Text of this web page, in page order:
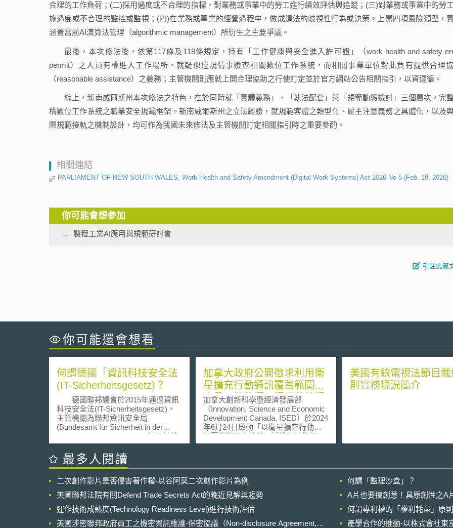
合理的工作負荷；(二)採用過度或不合理的指標，對業務或事業中的勞工進行績效評估與追蹤；(三)對業務或事業中的勞
施過度或不合理的監控或監視；(四)在業務或事業的經營過程中，做成違法的歧視性行為或決策。上開四項風險類型，
涵蓋當前AI演算法管理（algorithmic management）所衍生之主要爭議。
最後，本次修法後，依第117條及118條規定，持有「工作健康與安全進入許可證」（work health and safety
permit）之人員有權進入工作場所，就疑似違規情事檢查相關數位工作系統，而相關事業單位對此負有提供合理
（reasonable assistance）之義務；主管機關則應就上開合理協助之行使訂定並於官方網站公告相關指引，以資遵循。
綜上，新南威爾斯州本次修法之特色，在於同時就「實體義務」、「執法配套」與「規範動態檢討」三個層次，完
構數位工作系統之職業安全規範框架。新南威爾斯州之立法經驗，就規範客體之類型化、雇主注意義務之具體化，以及
際規範接軌之機制設計，均可作為我國未來修法及主管機關訂定相關指引時之重要參酌。
相關連結
PARLIAMENT OF NEW SOUTH WALES, Work Health and Safety Amendment (Digital Work Systems) Act 2026 No 5 (Feb. 18, 2026)
你可能會想參加
製程工業AI應用與規範研討會
引註此篇
你可能還會想看
何謂德國「資訊科技安全法
(IT-Sicherheitsgesetz)？
德國聯邦議會於2015年通過資訊
科技安全法(IT-Sicherheitsgesetz)，
主管機關為聯邦資訊安全局
(Bundesamt für Sicherheit in der
Informationstechnik, BSI)，隸屬於德
國聯邦內政部(Bundesministerium
des Innern)。目的是為保障德國公民
與企業使用的資訊系統安全，特別是
的關鍵基礎設施，讓德國成為全球資
訊科技系統及數位基礎設施安全的先
驅與各國的模範，同時藉此強化德國
資訊科技安全企業的競爭力，提升外
銷實力。 該法案主題包括，在關
加拿大政府公開徵求利用衛
星擴充行動通訊覆蓋範圍之
意見，期能彌平通訊落差現
況
加拿大創新科學暨經濟發展部
（Innovation, Science and Economic
Development Canada, ISED）於2024
年6月24日啟動「以衛星擴充行動通
訊覆蓋範圍之政策、授權與技術框
架」（Policy, Licensing and Technical
足之現況將帶來嚴重公共安全風險，
並抑制經濟成長與社會融合，因此提
出擬透過公眾意見徵詢達成之四項政
策目標如下： （1）為服務缺乏、不
足之區域提供行動通訊服務； （2）
美國有線電視法節目
則實務現況簡介
最多人閱讀
二次創作影片是否侵害著作權-以谷阿莫二次創作影片為例
何謂「監理沙盒」？
美國聯邦法院有關Defend Trade Secrets Act的晚近見解與趨勢
A片也要搞創意！具原創性之A
運作技術成熟度(Technology Readiness Level)進行技術評估
何謂專利權的「權利耗盡」原
美國涉密聯邦政府員工之機密資訊維護-保密協議（Non-disclosure Agreement,
產學合作的推動-以株式會社東